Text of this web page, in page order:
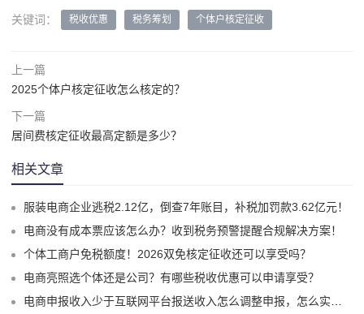
关键词： 税收优惠 税务筹划 个体户核定征收
上一篇
2025个体户核定征收怎么核定的？
下一篇
居间费核定征收最高定额是多少？
相关文章
服装电商企业逃税2.12亿，倒查7年账目，补税加罚款3.62亿元！
电商没有成本票应该怎么办？收到税务预警提醒合规解决方案！
个体工商户免税额度！2026双免核定征收还可以享受吗？
电商亮照选个体还是公司？有哪些税收优惠可以申请享受？
电商申报收入少于互联网平台报送收入怎么调整申报，怎么实现合规申报享受税收优惠！